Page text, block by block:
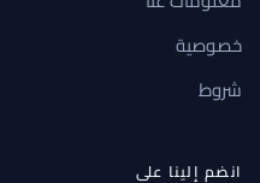
خصوصية
شروط
انضم إلينا على